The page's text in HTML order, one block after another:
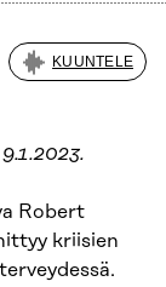
KUUNTELE
9.1.2023.
Robert
kriisien